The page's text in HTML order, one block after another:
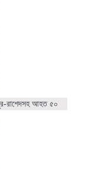
রাশেদসহ আহত ৫০